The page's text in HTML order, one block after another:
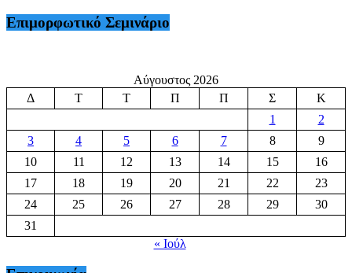
Επιμορφωτικό Σεμινάριο
Αύγουστος 2026
Δ
Τ Τ Π Π Σ
Κ
1
2
3
4 5 6 7 8
9
10
11 12 13 14 15
16
17
18 19 20 21 22
23
24
25 26 27 28 29
30
31
« Ιούλ